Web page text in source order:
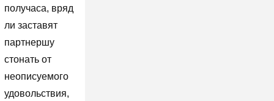
получаса, вряд
ли заставят
партнершу
стонать от
неописуемого
удовольствия,